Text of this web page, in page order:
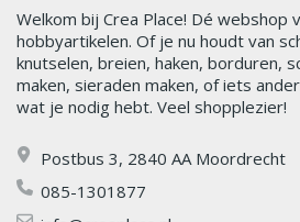
Welkom bij Crea Place! Dé webshop
hobbyartikelen. Of je nu houdt van
knutselen, breien, haken, borduren,
maken, sieraden maken, of iets
wat je nodig hebt. Veel shopplezier!
Postbus 3, 2840 AA Moordrecht
085-1301877